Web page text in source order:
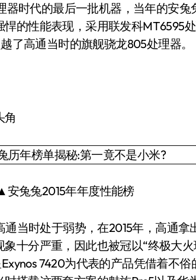
时代的最后一批机器，当年的安兔
的性能表现，采用联发科MT6595
了高通当时的旗舰骁龙805处理器。
安兔兔2015年年度性能榜
当时处于弱势，在2015年，高通拿
十分严重，因此也被冠以“终极大
7420为代表的产品凭借着不